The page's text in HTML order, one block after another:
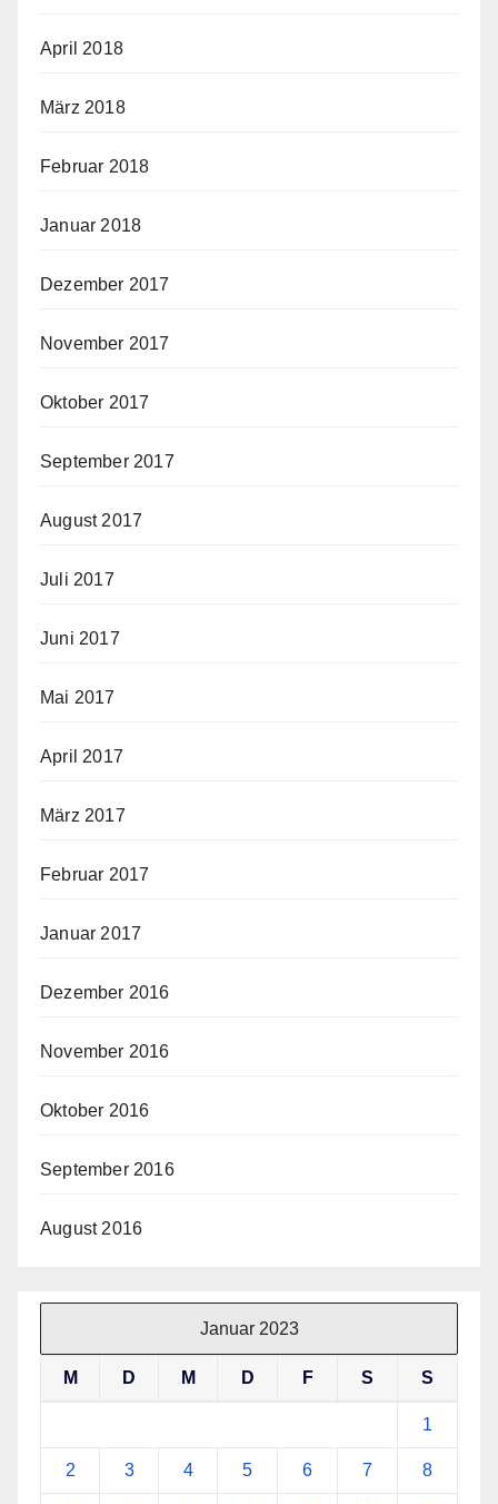
April 2018
März 2018
Februar 2018
Januar 2018
Dezember 2017
November 2017
Oktober 2017
September 2017
August 2017
Juli 2017
Juni 2017
Mai 2017
April 2017
März 2017
Februar 2017
Januar 2017
Dezember 2016
November 2016
Oktober 2016
September 2016
August 2016
Januar 2023
M D M D F S S
1
2 3 4 5 6 7 8